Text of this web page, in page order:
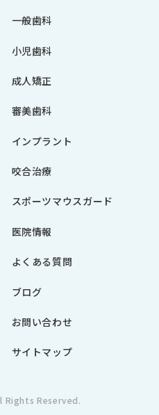
一般歯科
小児歯科
成人矯正
審美歯科
インプラント
咬合治療
スポーツマウスガード
医院情報
よくある質問
ブログ
お問い合わせ
サイトマップ
Rights Reserved.